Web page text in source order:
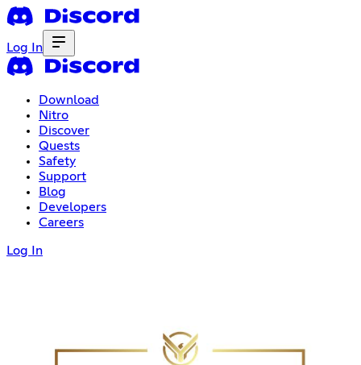
Log In
Download
Nitro
Discover
Quests
Safety
Support
Blog
Developers
Careers
Log In